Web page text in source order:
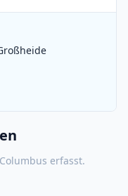
Columbus erfasst.